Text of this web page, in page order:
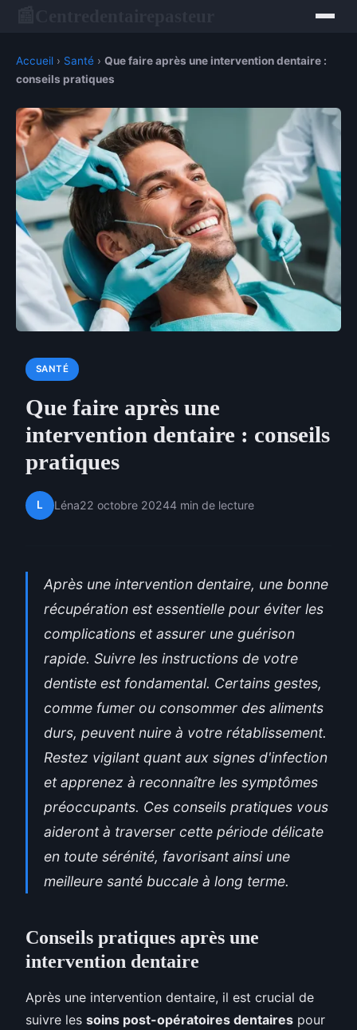
Accueil › Santé › Que faire après une intervention dentaire :
conseils pratiques
SANTÉ
Que faire après une
intervention dentaire : conseils
pratiques
L Léna22 octobre 20244 min de lecture
Après une intervention dentaire, une bonne
récupération est essentielle pour éviter les
complications et assurer une guérison
rapide. Suivre les instructions de votre
dentiste est fondamental. Certains gestes,
comme fumer ou consommer des aliments
durs, peuvent nuire à votre rétablissement.
Restez vigilant quant aux signes d'infection
et apprenez à reconnaître les symptômes
préoccupants. Ces conseils pratiques vous
aideront à traverser cette période délicate
en toute sérénité, favorisant ainsi une
meilleure santé buccale à long terme.
Conseils pratiques après une
intervention dentaire
Après une intervention dentaire, il est crucial de
suivre les soins post-opératoires dentaires pour